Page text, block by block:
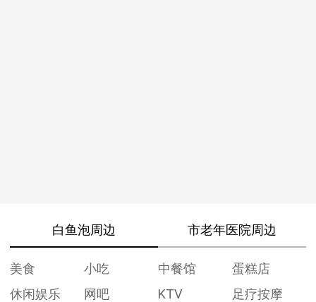
白鱼泡周边 市老年医院周边
美食 小吃 中餐馆
蛋糕店
休闲娱乐
网吧 KTV
足疗按摩